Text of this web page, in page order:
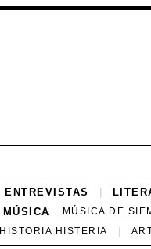
ENTREVISTAS
MÚSICA MÚSICA DE
HISTORIA HISTERIA